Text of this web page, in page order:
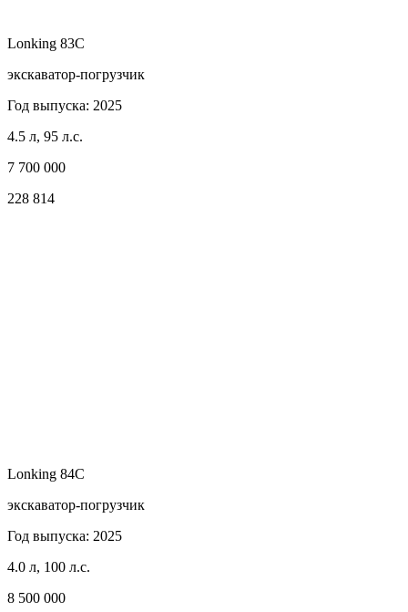
Lonking 83C
экскаватор-погрузчик
Год выпуска: 2025
4.5 л, 95 л.с.
7 700 000
228 814
Lonking 84C
экскаватор-погрузчик
Год выпуска: 2025
4.0 л, 100 л.с.
8 500 000